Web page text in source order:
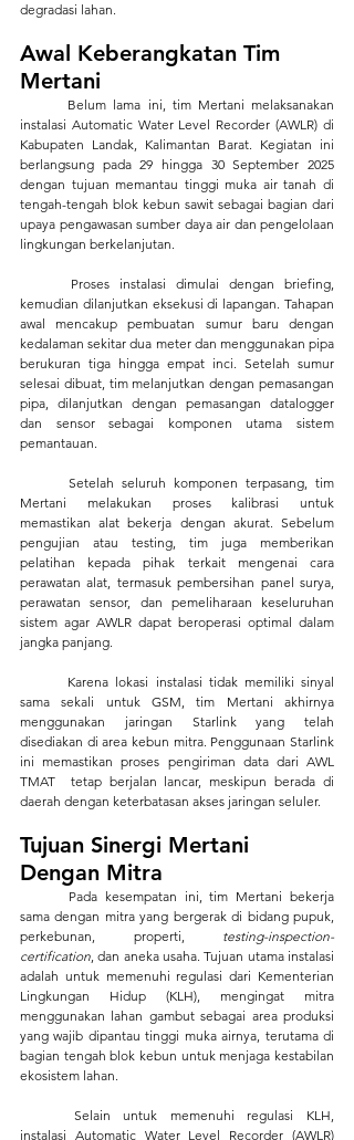
degradasi lahan.
Awal Keberangkatan Tim
Mertani
instalasi Automatic Water Level Recorder (AWLR) di
Kabupaten Landak, Kalimantan Barat. Kegiatan ini
berlangsung pada 29 hingga 30 September 2025
dengan tujuan memantau tinggi muka air tanah di
tengah-tengah blok kebun sawit sebagai bagian dari
upaya pengawasan sumber daya air dan pengelolaan
lingkungan berkelanjutan.
kemudian dilanjutkan eksekusi di lapangan. Tahapan
awal mencakup pembuatan sumur baru dengan
kedalaman sekitar dua meter dan menggunakan pipa
berukuran tiga hingga empat inci. Setelah sumur
selesai dibuat, tim melanjutkan dengan pemasangan
pipa, dilanjutkan dengan pemasangan datalogger
dan sensor sebagai komponen utama sistem
pemantauan.
Mertani melakukan proses kalibrasi untuk
memastikan alat bekerja dengan akurat. Sebelum
pengujian atau testing, tim juga memberikan
pelatihan kepada pihak terkait mengenai cara
perawatan alat, termasuk pembersihan panel surya,
perawatan sensor, dan pemeliharaan keseluruhan
sistem agar AWLR dapat beroperasi optimal dalam
jangka panjang.
sama sekali untuk GSM, tim Mertani akhirnya
menggunakan jaringan Starlink yang telah
disediakan di area kebun mitra. Penggunaan Starlink
ini memastikan proses pengiriman data dari AWL
TMAT  tetap berjalan lancar, meskipun berada di
daerah dengan keterbatasan akses jaringan seluler.
Tujuan Sinergi Mertani
Dengan Mitra
sama dengan mitra yang bergerak di bidang pupuk,
perkebunan, properti, testing-inspection-
certification, dan aneka usaha. Tujuan utama instalasi
adalah untuk memenuhi regulasi dari Kementerian
Lingkungan Hidup (KLH), mengingat mitra
menggunakan lahan gambut sebagai area produksi
yang wajib dipantau tinggi muka airnya, terutama di
bagian tengah blok kebun untuk menjaga kestabilan
ekosistem lahan.
instalasi Automatic Water Level Recorder (AWLR)